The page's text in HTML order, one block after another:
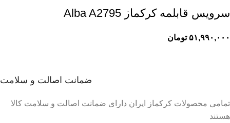
سرویس قابلمه کرکماز Alba A2795
۵۱,۹۹۰,۰۰۰ تومان
ضمانت اصالت و سلامت
تمامی محصولات کرکماز ایران دارای ضمانت اصالت و سلامت کالا
هستند